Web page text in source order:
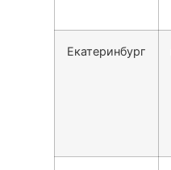
Екатеринбург